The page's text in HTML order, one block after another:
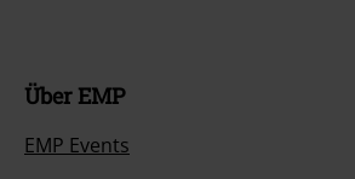
Über EMP
EMP Events